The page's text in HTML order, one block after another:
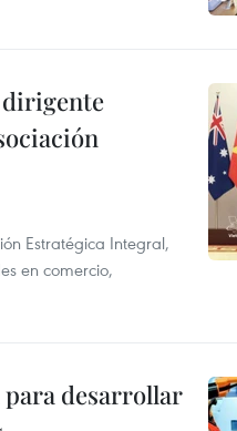
dirigente
Estratégica Integral,
en comercio,
desarrollar